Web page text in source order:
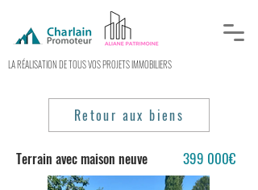
LA RÉALISATION DE TOUS VOS PROJETS IMMOBILIERS
Retour aux biens
Terrain avec maison neuve 399 000€